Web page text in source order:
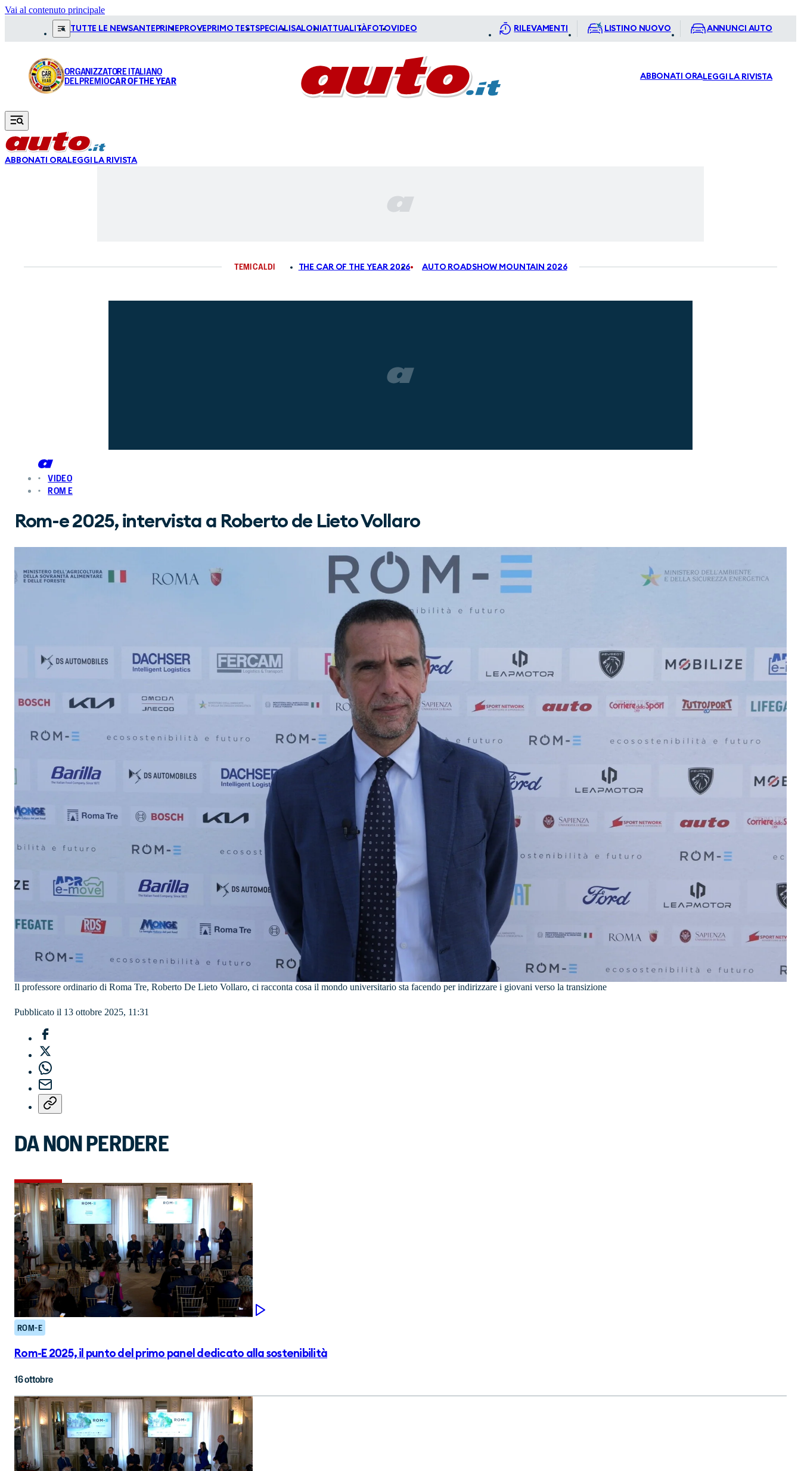
Vai al contenuto principale
TUTTE LE NEWSANTEPRIME PROVE PRIMO TESTSPECIALI SALONI ATTUALITÀFOTOVIDEO RILEVAMENTI LISTINO NUOVO ANNUNCI AUTO
ORGANIZZATORE ITALIANO
DEL PREMIOCAR OF THE YEAR ABBONATI ORALEGGI LA RIVISTA
ABBONATI ORALEGGI LA RIVISTA
TEMI CALDI THE CAR OF THE YEAR 2026 AUTO ROADSHOW MOUNTAIN 2026
VIDEO
ROM E
Rom-e 2025, intervista a Roberto de Lieto Vollaro
Il professore ordinario di Roma Tre, Roberto De Lieto Vollaro, ci racconta cosa il mondo universitario sta facendo per indirizzare i giovani verso la transizione
Pubblicato il 13 ottobre 2025, 11:31
DA NON PERDERE
ROM-E
Rom-E 2025, il punto del primo panel dedicato alla sostenibilità
16 ottobre